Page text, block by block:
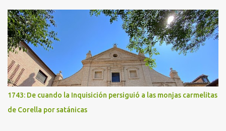
1743: De cuando la Inquisición persiguió a las monjas carmelitas
de Corella por satánicas